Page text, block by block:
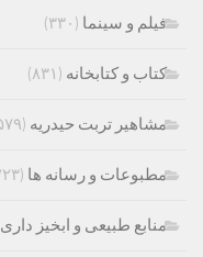
فیلم و سینما (۳۳۰)
کتاب و کتابخانه (۸۳۱)
مشاهیر تربت حیدریه (۵۷۹)
مطبوعات و رسانه ها (۶,۷۲۳)
منابع طبیعی و ابخیز داری